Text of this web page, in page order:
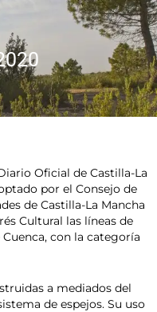
Oficial de Castilla-La
por el Consejo de
de Castilla-La Mancha
Cultural las líneas de
con la categoría
a mediados del
de espejos. Su uso